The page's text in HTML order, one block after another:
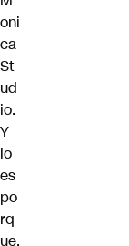
oni
ca
St
ud
io.
Y
lo
es
po
rq
ue,